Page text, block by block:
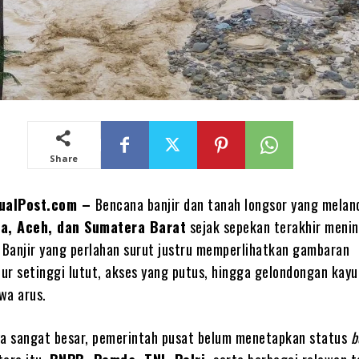
Share
– Bencana banjir dan tanah longsor yang
Aceh, dan Sumatera Barat sejak sepekan terakhir
yang perlahan surut justru memperlihatkan gambaran
setinggi lutut, akses yang putus, hingga gelondongan kayu
arus.
sangat besar, pemerintah pusat belum menetapkan status